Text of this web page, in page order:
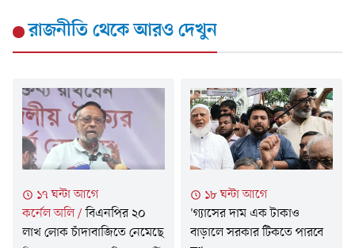
রাজনীতিথেকে আরও দেখুন
১৭ ঘন্টা আগে
কর্নেল অলি/বিএনপির ২০
লাখ লোক চাঁদাবাজিতে নেমেছে
১৮ ঘন্টা আগে
'গ্যাসের দাম এক টাকাও
বাড়ালে সরকার টিকতে পারবে